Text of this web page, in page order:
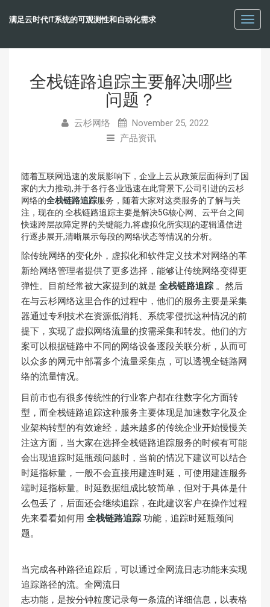
满足云时代IT系统的可观测性和自动化需求
全栈链路追踪主要解决哪些
问题？
云杉网络
November 25, 2022
产品资讯
随着互联网迅速的发展影响下，企业上云从政策层面得到了国
家的大力推动,并于各行各业迅速在此背景下,公司引进的云杉
网络的全栈链路追踪服务，随着大家对这类服务的了解与关
注，现在的.全栈链路追踪主要是解决5G核心网、云平台之间
快速跨层故障定界的关键能力,将虚拟化所实现的逻辑通信进
行逐步展开,清晰展示每段的网络状态等情况的分析。
除传统网络的变化外，虚拟化和软件定义技术对网络的革
新给网络管理者提供了更多选择，能够让传统网络变得更
弹性。目前经常被大家提到的就是 全栈链路追踪 。然后
在与云杉网络这里合作的过程中，他们的服务主要是采集
器通过专利技术在资源低消耗、系统零侵扰这种情况的前
提下，实现了虚拟网络流量的按需采集和转发。他们的方
案可以根据链路中不同的网络设备逐段关联分析，从而可
以众多的网元中部署多个流量采集点，可以透视全链路网
络的流量情况。
目前市也有很多传统性的行业客户都在往数字化方面转
型，而全栈链路追踪这种服务主要体现是加速数字化及企
业架构转型的有效途经，越来越多的传统企业开始慢慢关
注这方面，当大家在选择全栈链路追踪服务的时候有可能
会出现追踪时延瓶颈问题时，当前的情况下建议可以结合
时延指标量，一般不会直接用建连时延，可使用建连服务
端时延指标量。时延数据组成比较简单，但对于具体是什
么包丢了，后面还会继续追踪，在此建议客户在操作过程
先来看看如何用 全栈链路追踪 功能，追踪时延瓶颈问
题。
当完成各种路径追踪后，可以通过全网流日志功能来实现
追踪路径的流。全网流日
志功能，是按分钟粒度记录每一条流的详细信息，以表格